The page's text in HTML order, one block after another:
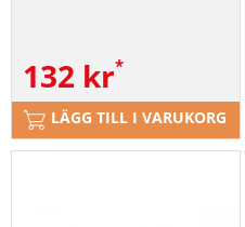
132 kr
LÄGG TILL I VARUKORG